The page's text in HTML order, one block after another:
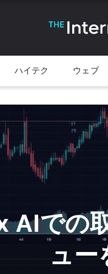
ハイテク ウェブ
AIでの
ュー